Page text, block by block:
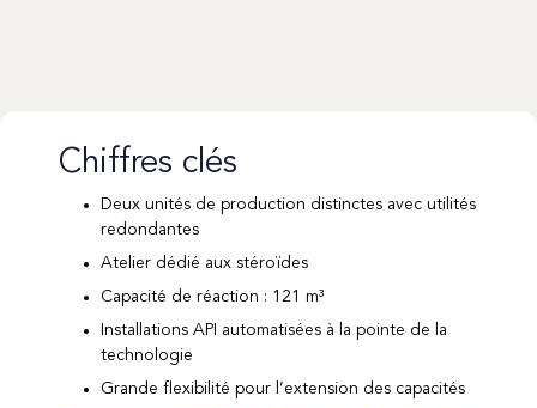
Chiffres clés
Deux unités de production distinctes avec utilités
redondantes
Atelier dédié aux stéroïdes
Capacité de réaction : 121 m³
Installations API automatisées à la pointe de la
technologie
Grande flexibilité pour l’extension des capacités